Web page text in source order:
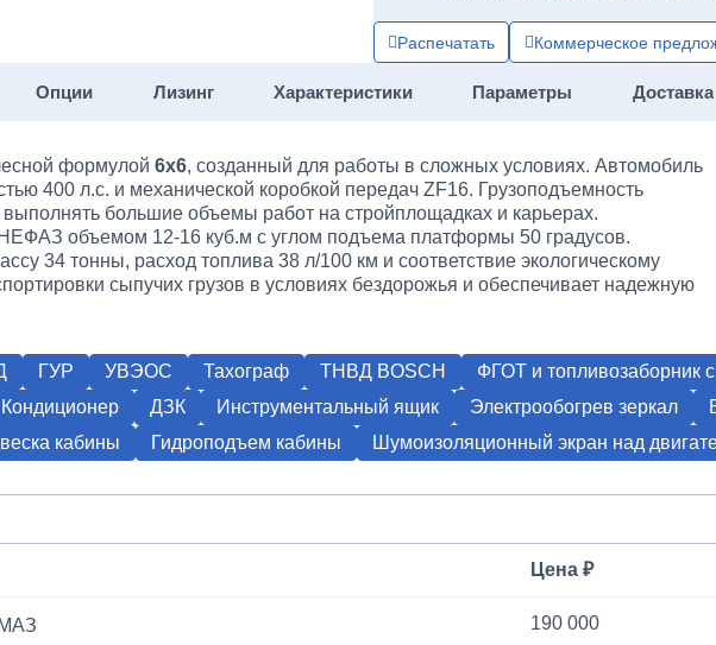
Распечатать Коммерческое
Опции Лизинг Характеристики Параметры Доставка
формулой 6х6, созданный для работы в сложных условиях. Автомобиль
400 л.с. и механической коробкой передач ZF16. Грузоподъемность
большие объемы работ на стройплощадках и карьерах.
объемом 12-16 куб.м с углом подъема платформы 50 градусов.
34 тонны, расход топлива 38 л/100 км и соответствие экологическому
сыпучих грузов в условиях бездорожья и обеспечивает надежную
ГУР УВЭОС Тахограф ТНВД BOSCH
ФГОТ и топливозаборник
Кондиционер ДЗК Инструментальный ящик Электрообогрев зеркал
кабины Гидроподъем кабины Шумоизоляционный экран над
Цена
190 000